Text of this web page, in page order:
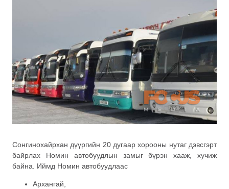
Сонгинохайрхан дүүргийн 20 дугаар хорооны нутаг дэвсгэрт
байрлах Номин автобуудлын замыг бүрэн хааж, хучиж
байна. Иймд Номин автобуудлаас
Архангай,